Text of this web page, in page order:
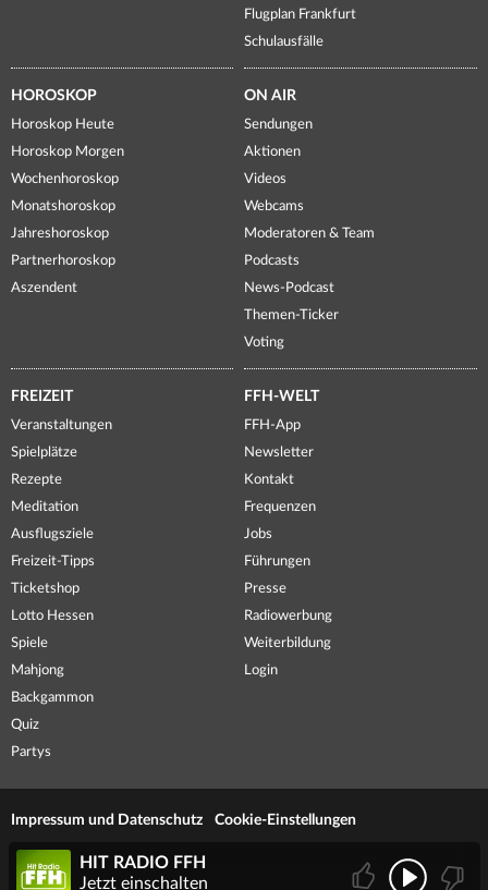
Flugplan Frankfurt
Schulausfälle
HOROSKOP
Horoskop Heute
Horoskop Morgen
Wochenhoroskop
Monatshoroskop
Jahreshoroskop
Partnerhoroskop
Aszendent
ON AIR
Sendungen
Aktionen
Videos
Webcams
Moderatoren & Team
Podcasts
News-Podcast
Themen-Ticker
Voting
FREIZEIT
Veranstaltungen
Spielplätze
Rezepte
Meditation
Ausflugsziele
Freizeit-Tipps
Ticketshop
Lotto Hessen
Spiele
Mahjong
Backgammon
Quiz
Partys
FFH-WELT
FFH-App
Newsletter
Kontakt
Frequenzen
Jobs
Führungen
Presse
Radiowerbung
Weiterbildung
Login
Impressum und Datenschutz Cookie-Einstellungen
HIT RADIO FFH
Jetzt einschalten